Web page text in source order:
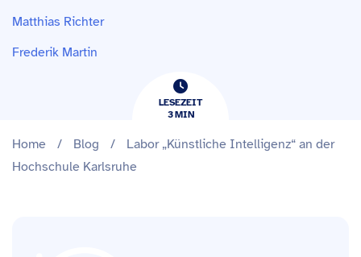
Matthias Richter
Frederik Martin
LESEZEIT
3​​MIN
Home / Blog /
Labor „Künstliche Intelligenz“ an der
Hochschule Karlsruhe